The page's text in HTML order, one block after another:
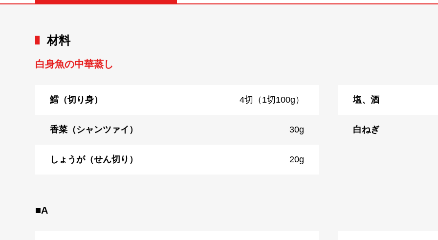
材料
白身魚の中華蒸し
鱈（切り身） 4切（1切100g） 塩、酒
香菜（シャンツァイ） 30g 白ねぎ
しょうが（せん切り） 20g
■A